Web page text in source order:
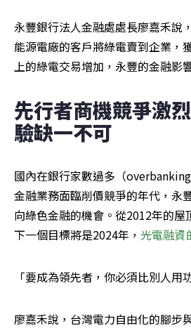
永豐銀行法人金融處處長廖嘉禾說
能源電廠的客戶將綠電賣到企業，
上的綠電交易增加，永豐的金融影
先行者商機競爭激
驗缺一不可
國內在銀行家數過多（
金融業務面臨削價競爭的年代，永
向綠色金融的機會。從2012年的屋
下一個目標將是2024年， 光電融資
「要成為領先者，你必須比別人用
廖嘉禾說，台灣電力自由化的腳步